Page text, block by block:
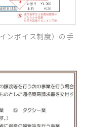
ンボイス制度）の手